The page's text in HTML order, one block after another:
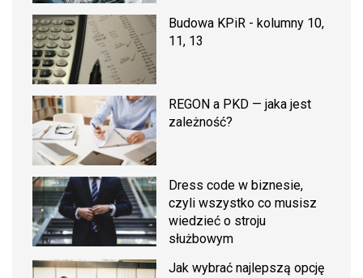
Budowa KPiR - kolumny 10,
11, 13
REGON a PKD — jaka jest
zależność?
Dress code w biznesie,
czyli wszystko co musisz
wiedzieć o stroju
służbowym
Jak wybrać najlepszą opcję